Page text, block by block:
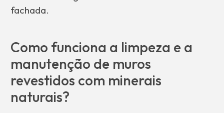
fachada.
Como funciona a limpeza e a
manutenção de muros
revestidos com minerais
naturais?